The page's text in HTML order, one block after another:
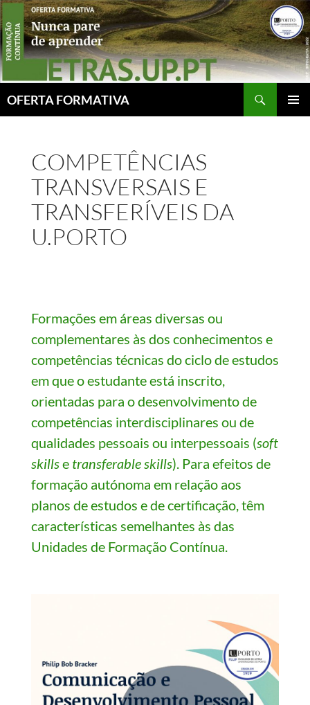
Skip
to
content
OFERTA FORMATIVA
COMPETÊNCIAS
TRANSVERSAIS E
TRANSFERÍVEIS DA
U.PORTO
Formações em áreas diversas ou
complementares às dos conhecimentos e
competências técnicas do ciclo de estudos
em que o estudante está inscrito,
orientadas para o desenvolvimento de
competências interdisciplinares ou de
qualidades pessoais ou interpessoais (soft
skillse transferable skills). Para efeitos de
formação autónoma em relação aos
planos de estudos e de certificação, têm
características semelhantes às das
Unidades de Formação Contínua.